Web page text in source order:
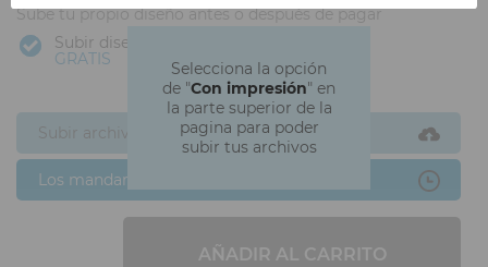
Selecciona la opción
de "Con impresión" en
la parte superior de la
pagina para poder
subir tus archivos
Sube tu propio diseño antes o después de pagar
Subir diseño
GRATIS
Subir archivos ahora
Los mandaré después
AÑADIR AL CARRITO